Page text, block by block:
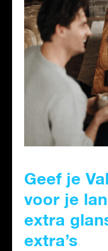
Geef je
voor je
extra
extra’s